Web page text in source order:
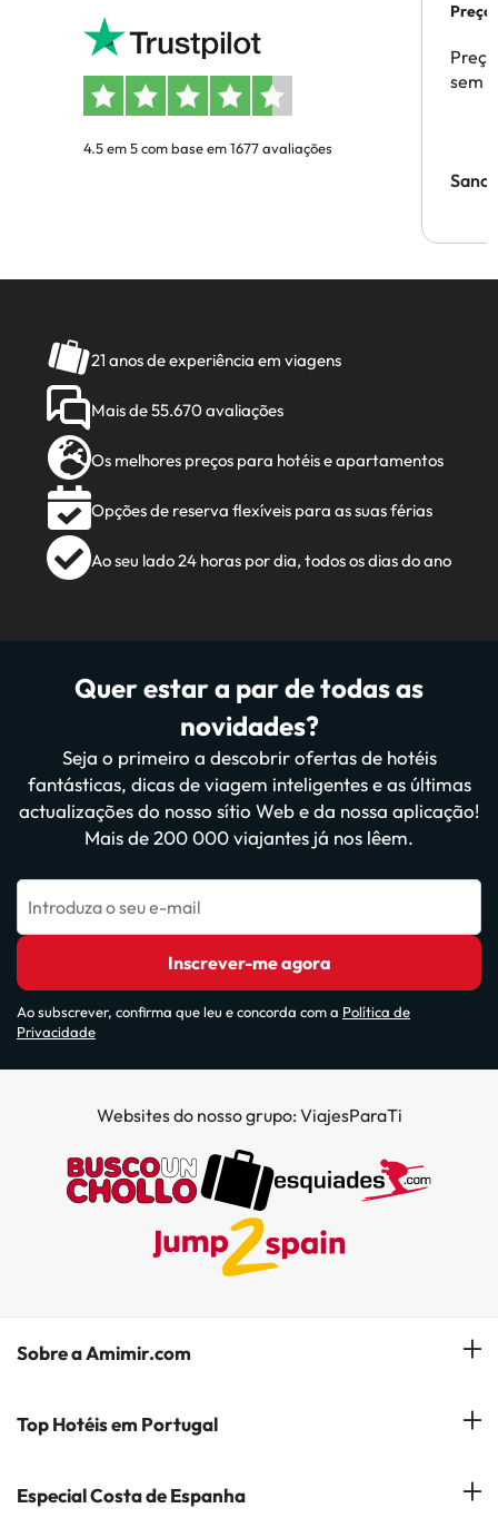
4.5 em 5 com base em 1677 avaliações
sem
21 anos de experiência em viagens
Mais de 55.670 avaliações
Os melhores preços para hotéis e apartamentos
Opções de reserva flexíveis para as suas férias
Ao seu lado 24 horas por dia, todos os dias do ano
Quer estar a par de todas as
novidades?
Seja o primeiro a descobrir ofertas de hotéis
fantásticas, dicas de viagem inteligentes e as últimas
actualizações do nosso sítio Web e da nossa aplicação!
Mais de 200 000 viajantes já nos lêem.
Introduza o seu e-mail
Inscrever-me agora
Ao subscrever, confirma que leu e concorda com a Política de
Privacidade
Websites do nosso grupo: ViajesParaTi
Sobre a Amimir.com
Quem somos?
Subscreva a nossa Newsletter
Top Hotéis em Portugal
Hóteis em Lisboa
Especial Costa de Espanha